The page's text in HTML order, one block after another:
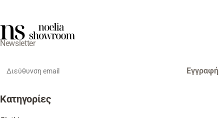
Newsletter
Εγγραφή
Κατηγορίες